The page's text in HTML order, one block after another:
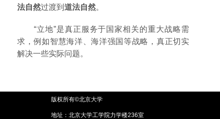
法自然过渡到 道法自然。
“立地”是真正服务于国家相关的重大战略需
求，例如智慧海洋、海洋强国等战略，真正切实
解决一些实际问题。
版权所有©北京大学
地址：北京大学工学院力学楼236室